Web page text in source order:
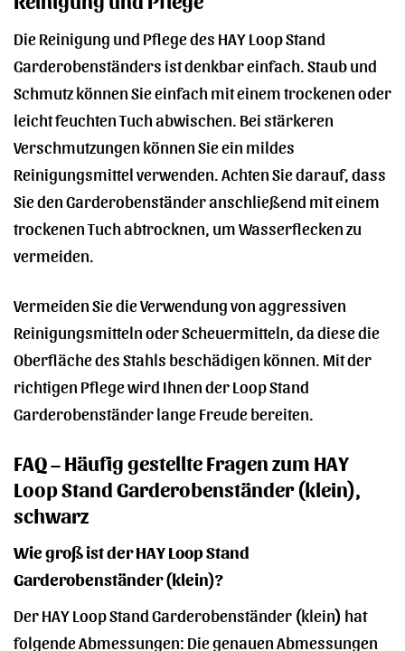
Die Reinigung und Pflege des HAY Loop Stand
Garderobenständers ist denkbar einfach. Staub und
Schmutz können Sie einfach mit einem trockenen oder
leicht feuchten Tuch abwischen. Bei stärkeren
Verschmutzungen können Sie ein mildes
Reinigungsmittel verwenden. Achten Sie darauf, dass
Sie den Garderobenständer anschließend mit einem
trockenen Tuch abtrocknen, um Wasserflecken zu
vermeiden.
Vermeiden Sie die Verwendung von aggressiven
Reinigungsmitteln oder Scheuermitteln, da diese die
Oberfläche des Stahls beschädigen können. Mit der
richtigen Pflege wird Ihnen der Loop Stand
Garderobenständer lange Freude bereiten.
FAQ – Häufig gestellte Fragen zum HAY
Loop Stand Garderobenständer (klein),
schwarz
Wie groß ist der HAY Loop Stand
Garderobenständer (klein)?
Der HAY Loop Stand Garderobenständer (klein) hat
folgende Abmessungen: Die genauen Abmessungen